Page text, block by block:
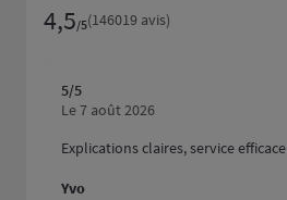
4,5/5Note de 4.5 sur 5
(146019 avis)
5/5
Le 7 août 2026
Explications claires, service efficace
Yvo